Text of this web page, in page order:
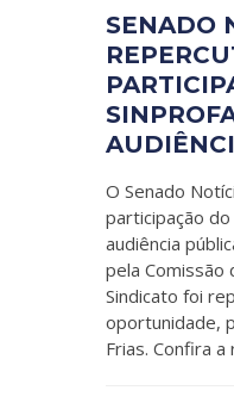
SENADO
O Senado
participação do
audiência
pela Comissão
Sindicato foi
oportunidade,
Frias. Confira